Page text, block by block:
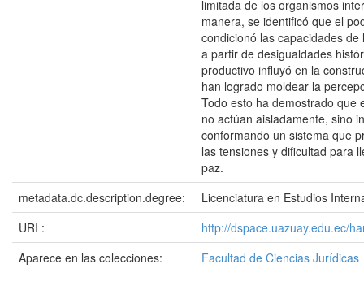
limitada de los organismos
manera, se identificó que el
condicionó las capacidades
a partir de desigualdades
productivo influyó en la
han logrado moldear la
Todo esto ha demostrado que
no actúan aisladamente, sino
conformando un sistema que
las tensiones y dificultad para
paz.
metadata.dc.description.degree:
Licenciatura en Estudios
URI :
http://dspace.uazuay.edu.ec/
Aparece en las colecciones:
Facultad de Ciencias Jurídicas